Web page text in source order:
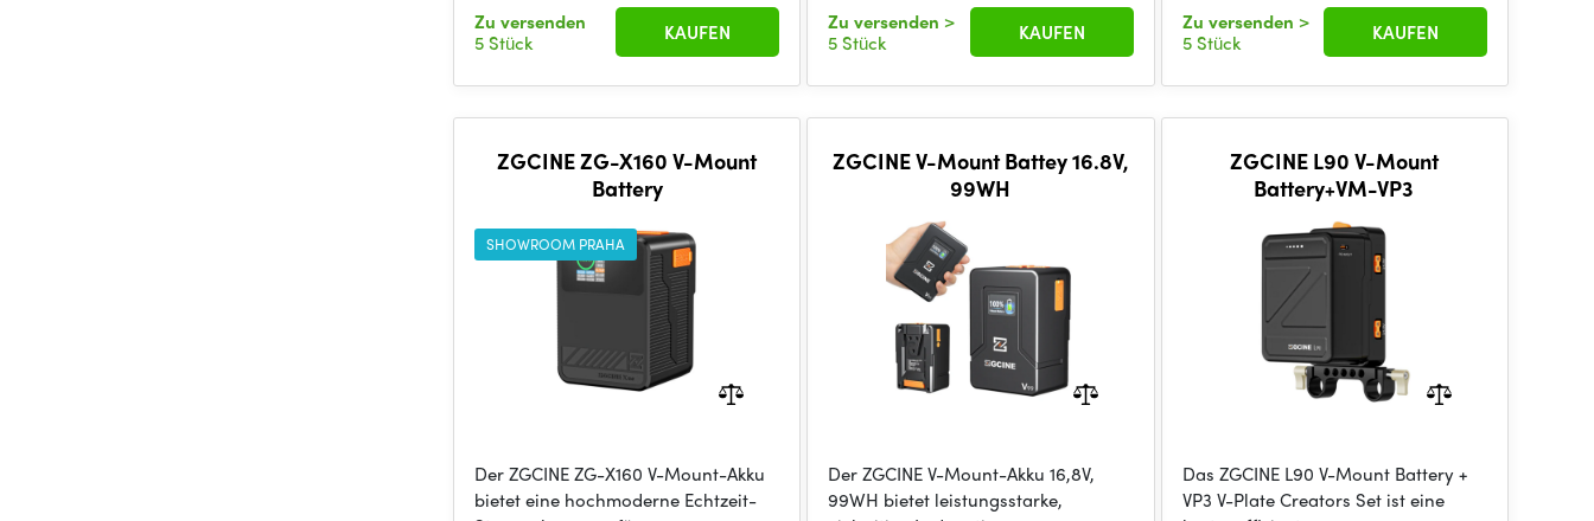
Zu versenden
5 Stück
KAUFEN Zu versenden >
5 Stück
KAUFEN Zu versenden >
5 Stück
KAUFEN
ZGCINE ZG-X160 V-Mount
Battery
SHOWROOM PRAHA
Der ZGCINE ZG-X160 V-Mount-Akku
bietet eine hochmoderne Echtzeit-
ZGCINE V-Mount Battey 16.8V,
99WH
Der ZGCINE V-Mount-Akku 16,8V,
99WH bietet leistungsstarke,
ZGCINE L90 V-Mount
Battery+VM-VP3
Das ZGCINE L90 V-Mount Battery +
VP3 V-Plate Creators Set ist eine